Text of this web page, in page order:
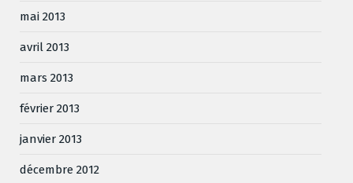
mai 2013
avril 2013
mars 2013
février 2013
janvier 2013
décembre 2012